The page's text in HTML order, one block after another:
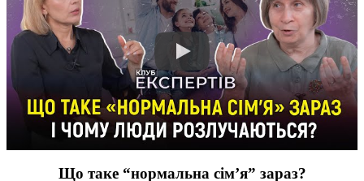
Що таке “нормальна сім’я” зараз?